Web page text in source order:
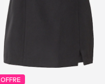
OFFRE